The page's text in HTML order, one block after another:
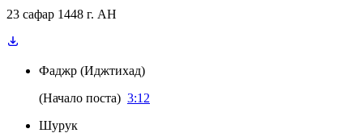
23 сафар 1448 г. AH
Фаджр (Иджтихад)
(Начало поста) 3:12
Шурук